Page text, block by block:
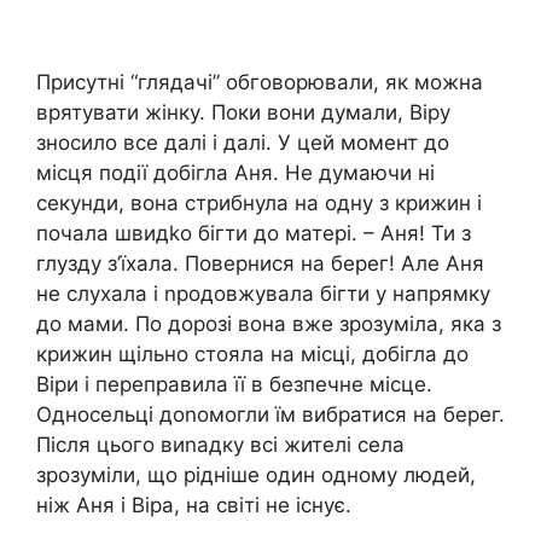
Присутні “глядачі” обговорювали, як можна
врятувати жінку. Поки вони думали, Віру
зносило все далі і далі. У цей момент до
місця події добігла Аня. Не думаючи ні
секунди, вона стрибнула на одну з крижин і
почала швидkо бігти до матері. – Аня! Ти з
глузду з’їхала. Повернися на берег! Але Аня
не слухала і nродовжувала бігти у напрямку
до мами. По дорозі вона вже зрозуміла, яка з
крижин щільно стояла на місці, добігла до
Віри і переправила її в безпечне місце.
Односельці доnомогли їм вибратися на берег.
Після цього виnадку всі жителі села
зрозуміли, що рідніше один одному людей,
ніж Аня і Віра, на світі не існує.